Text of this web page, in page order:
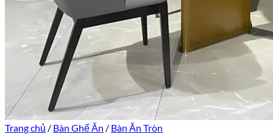
Trang chủ / Bàn Ghế Ăn / Bàn Ăn Tròn